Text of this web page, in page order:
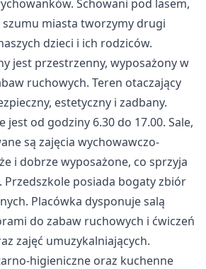
Schowani pod lasem,
szumu miasta tworzymy drugi
dzieci i ich rodziców.
jest przestrzenny, wyposażony w
ruchowych. Teren otaczający
estetyczny i zadbany.
jest od godziny 6.30 do 17.00. Sale,
są zajęcia wychowawczo-
i dobrze wyposażone, co sprzyja
Przedszkole posiada bogaty zbiór
Placówka dysponuje salą
do zabaw ruchowych i ćwiczeń
zajęć umuzykalniających.
higieniczne oraz kuchenne